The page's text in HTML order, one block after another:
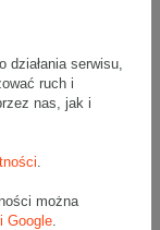
działania serwisu,
ruch i
nas, jak i
można
Google